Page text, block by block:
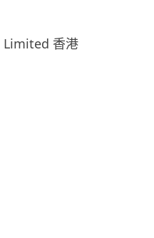
Limited 香港